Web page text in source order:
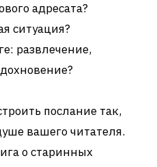
адресата?
ситуация?
развлечение,
послание так,
вашего читателя.
о старинных